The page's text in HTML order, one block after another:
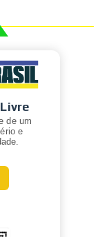
de um
e